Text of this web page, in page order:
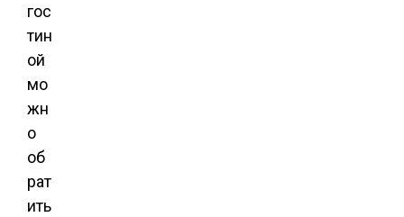
гос
тин
ой
мо
жн
о
об
рат
ить